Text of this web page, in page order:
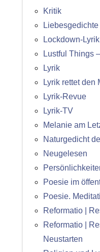
Kritik
Liebesgedichte
Lockdown-Lyrik
Lustful Things
Lyrik
Lyrik rettet den
Lyrik-Revue
Lyrik-TV
Melanie am
Naturgedicht
Neugelesen
Poesie im
Poesie.
Reformatio |
Reformatio |
Neustarten